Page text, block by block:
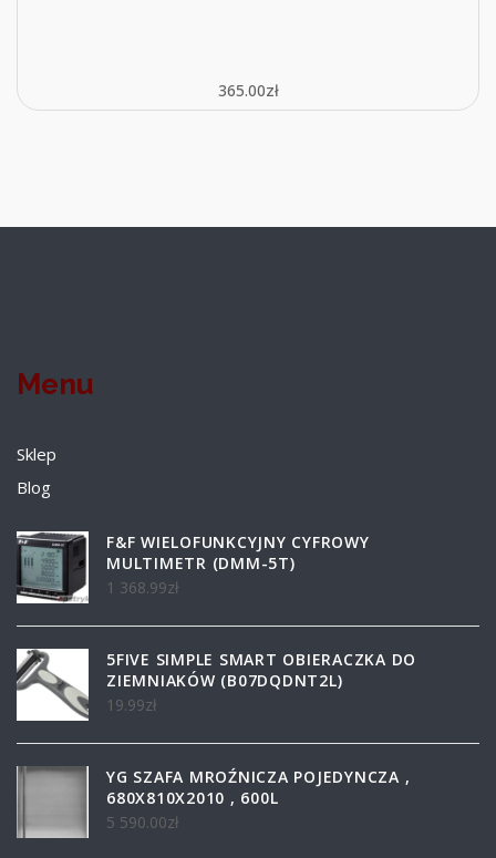
365.00zł
Menu
Sklep
Blog
F&F WIELOFUNKCYJNY CYFROWY
MULTIMETR (DMM-5T)
1 368.99zł
5FIVE SIMPLE SMART OBIERACZKA DO
ZIEMNIAKÓW (B07DQDNT2L)
19.99zł
YG SZAFA MROŹNICZA POJEDYNCZA ,
680X810X2010 , 600L
5 590.00zł